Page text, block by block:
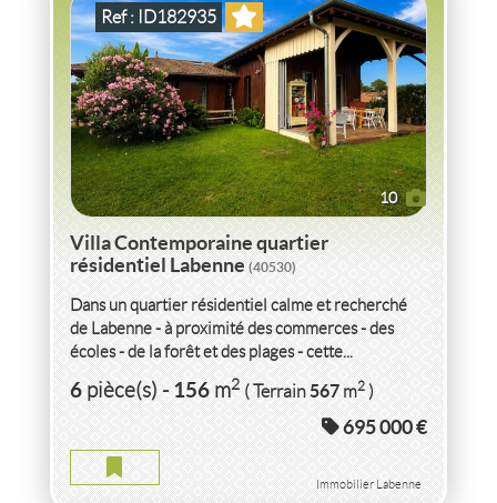
10
Ref : ID182935
Villa Contemporaine quartier
résidentiel Labenne(40530)
Dans un quartier résidentiel calme et recherché
de Labenne - à proximité des commerces - des
écoles - de la forêt et des plages - cette...
6pièce(s)-156m2 ( Terrain567m2)
695 000 €
Immobilier Labenne
VENTEAPPARTEMENT P4DÉMÉNAGEZ
MAINTENANTSTE FOY LES LYON(69110)
APPARTEMENT P4 DÉMÉNAGEZ MAINTENANT DE
PRESTIGE STE FOY LES LYON
4pièce(s)-110m2 ( Terrasse36m2)